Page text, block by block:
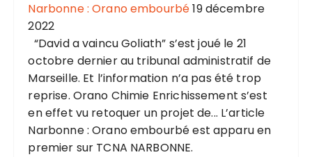
Narbonne : Orano embourbé19 décembre
2022
“David a vaincu Goliath” s’est joué le 21
octobre dernier au tribunal administratif de
Marseille. Et l’information n’a pas été trop
reprise. Orano Chimie Enrichissement s’est
en effet vu retoquer un projet de... L’article
Narbonne : Orano embourbé est apparu en
premier sur TCNA NARBONNE.